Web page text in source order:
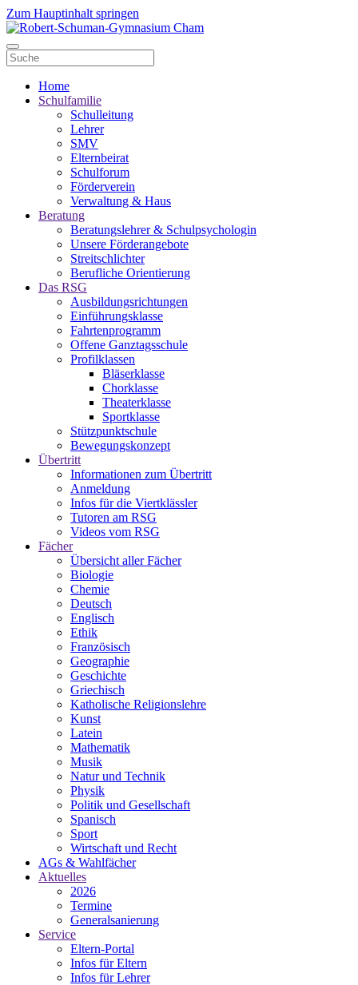
Zum Hauptinhalt springen
Home
Schulfamilie
Schulleitung
Lehrer
SMV
Elternbeirat
Schulforum
Förderverein
Verwaltung & Haus
Beratung
Beratungslehrer & Schulpsychologin
Unsere Förderangebote
Streitschlichter
Berufliche Orientierung
Das RSG
Ausbildungsrichtungen
Einführungsklasse
Fahrtenprogramm
Offene Ganztagsschule
Profilklassen
Bläserklasse
Chorklasse
Theaterklasse
Sportklasse
Stützpunktschule
Bewegungskonzept
Übertritt
Informationen zum Übertritt
Anmeldung
Infos für die Viertklässler
Tutoren am RSG
Videos vom RSG
Fächer
Übersicht aller Fächer
Biologie
Chemie
Deutsch
Englisch
Ethik
Französisch
Geographie
Geschichte
Griechisch
Katholische Religionslehre
Kunst
Latein
Mathematik
Musik
Natur und Technik
Physik
Politik und Gesellschaft
Spanisch
Sport
Wirtschaft und Recht
AGs & Wahlfächer
Aktuelles
2026
Termine
Generalsanierung
Service
Eltern-Portal
Infos für Eltern
Infos für Lehrer